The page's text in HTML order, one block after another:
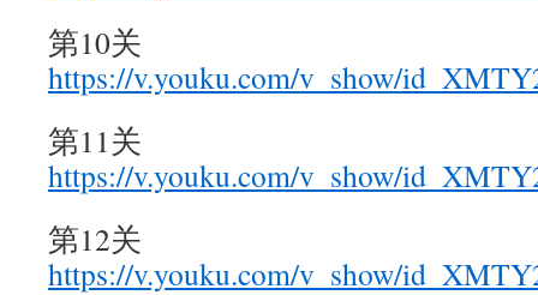
第10关
https://v.youku.com/v_show/
第11关
https://v.youku.com/v_show/
第12关
https://v.youku.com/v_show/